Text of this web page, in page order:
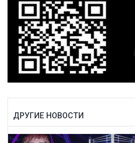
ДРУГИЕ НОВОСТИ